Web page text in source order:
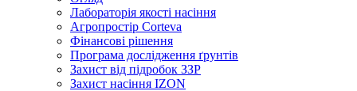
Лабораторія якості насіння
Агропростір Corteva
Фінансові рішення
Програма дослідження ґрунтів
Захист від підробок ЗЗР
Захист насіння IZON